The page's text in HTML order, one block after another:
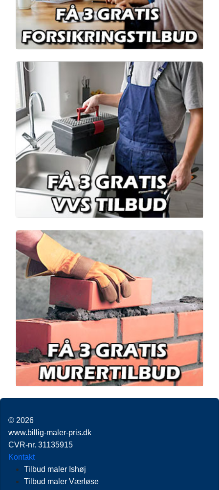
© 2026
www.billig-maler-pris.dk
CVR-nr. 31135915
Kontakt
Tilbud maler Ishøj
Tilbud maler Værløse